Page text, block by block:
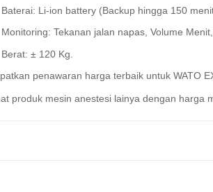
Baterai: Li-ion battery (Backup hingga 150
Monitoring: Tekanan jalan napas, Volume
Berat: ± 120 Kg.
penawaran harga terbaik untuk WATO
produk mesin anestesi lainya dengan harga